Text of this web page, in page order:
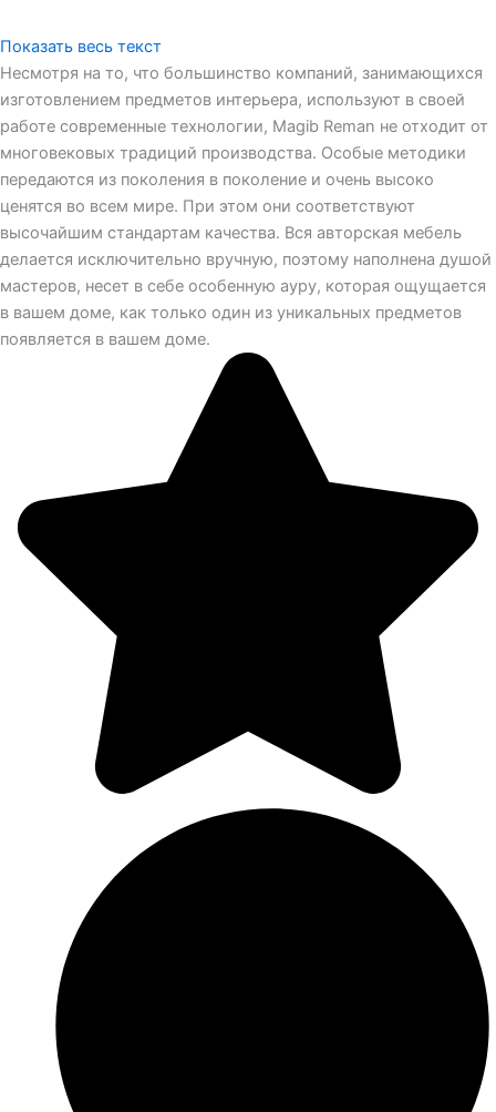
Показать весь текст
Несмотря на то, что большинство компаний, занимающихся
изготовлением предметов интерьера, используют в своей
работе современные технологии, Magib Reman не отходит от
многовековых традиций производства. Особые методики
передаются из поколения в поколение и очень высоко
ценятся во всем мире. При этом они соответствуют
высочайшим стандартам качества. Вся авторская мебель
делается исключительно вручную, поэтому наполнена душой
мастеров, несет в себе особенную ауру, которая ощущается
в вашем доме, как только один из уникальных предметов
появляется в вашем доме.